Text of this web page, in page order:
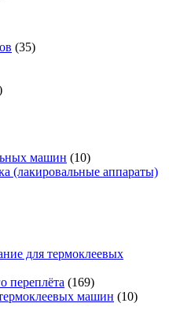
(35)
машин (10)
(лакировальные аппараты)
для термоклеевых
переплёта (169)
машин (10)